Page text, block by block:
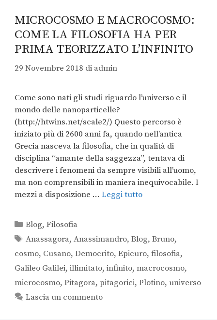
MICROCOSMO E MACROCOSMO:
COME LA FILOSOFIA HA PER
PRIMA TEORIZZATO L’INFINITO
29 Novembre 2018 di admin
Come sono nati gli studi riguardo l’universo e il
mondo delle nanoparticelle?
(http://htwins.net/scale2/) Questo percorso è
iniziato più di 2600 anni fa, quando nell’antica
Grecia nasceva la filosofia, che in qualità di
disciplina “amante della saggezza”, tentava di
descrivere i fenomeni da sempre visibili all’uomo,
ma non comprensibili in maniera inequivocabile. I
mezzi a disposizione … Leggi tutto
Blog,Filosofia
Anassagora,Anassimandro,Blog,Bruno,
cosmo, Cusano, Democrito, Epicuro, filosofia,
Galileo Galilei, illimitato, infinito, macrocosmo,
microcosmo, Pitagora, pitagorici, Plotino, universo
Lascia un commento